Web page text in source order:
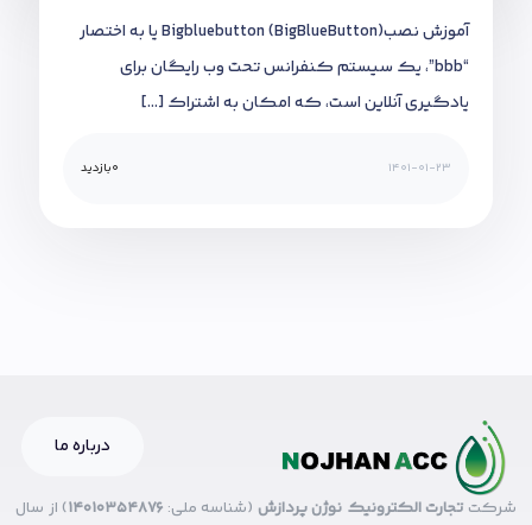
آموزش نصب(BigBlueButton) Bigbluebutton یا به اختصار
“bbb”، یک سیستم کنفرانس تحت وب رایگان برای
یادگیری آنلاین است، که امکان به اشتراک […]
1401-01-23
0بازدید
درباره ما
شرکت تجارت الکترونیک نوژن پردازش (شناسه ملی: 14010354876) از سال